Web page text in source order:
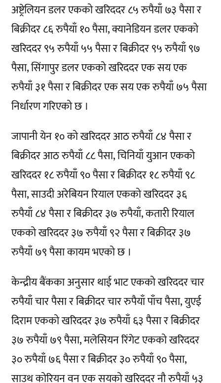
अष्ट्रेलियन डलर एकको खरिददर ८५ रुपैयाँ ७३ पैसा र
बिक्रीदर ८६ रुपैयाँ १० पैसा, क्यानेडियन डलर एकको
खरिददर ९५ रुपैयाँ ५५ पैसा र बिक्रीदर ९५ रुपैयाँ ९७
पैसा, सिंगापुर डलर एकको खरिददर एक सय एक
रुपैयाँ ३१ पैसा र बिक्रीदर एक सय एक रुपैयाँ ७५ पैसा
निर्धारण गरिएको छ ।
जापानी येन १० को खरिददर आठ रुपैयाँ ८४ पैसा र
बिक्रीदर आठ रुपैयाँ ८८ पैसा, चिनियाँ युआन एकको
खरिददर १८ रुपैयाँ ९० पैसा र बिक्रीदर १८ रुपैयाँ ९८
पैसा, साउदी अरेबियन रियाल एकको खरिददर ३६
रुपैयाँ ८४ पैसा र बिक्रीदर ३७ रुपैयाँ, कतारी रियाल
एकको खरिददर ३७ रुपैयाँ ९२ पैसा र बिक्रीदर ३७
रुपैयाँ ७९ पैसा कायम भएको छ ।
केन्द्रीय बैंकका अनुसार थाई भाट एकको खरिददर चार
रुपैयाँ चार पैसा र बिक्रीदर चार रुपैयाँ पाँच पैसा, युएई
दिराम एकको खरिददर ३७ रुपैयाँ ६३ पैसा र बिक्रीदर
३७ रुपैयाँ ७९ पैसा, मलेसियन रिंगेट एकको खरिददर
३० रुपैयाँ ७६ पैसा र बिक्रीदर ३० रुपैयाँ ९० पैसा,
साउथ कोरियन वन एक सयको खरिददर नौ रुपैयाँ ५३